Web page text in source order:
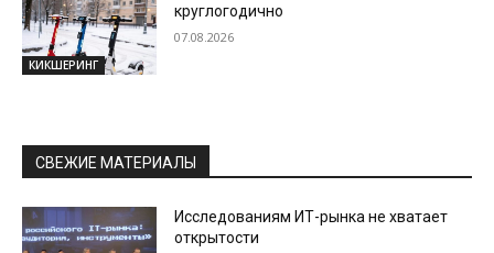
КИКШЕРИНГ
круглогодично
07.08.2026
СВЕЖИЕ МАТЕРИАЛЫ
Исследованиям ИТ-рынка не хватает
открытости